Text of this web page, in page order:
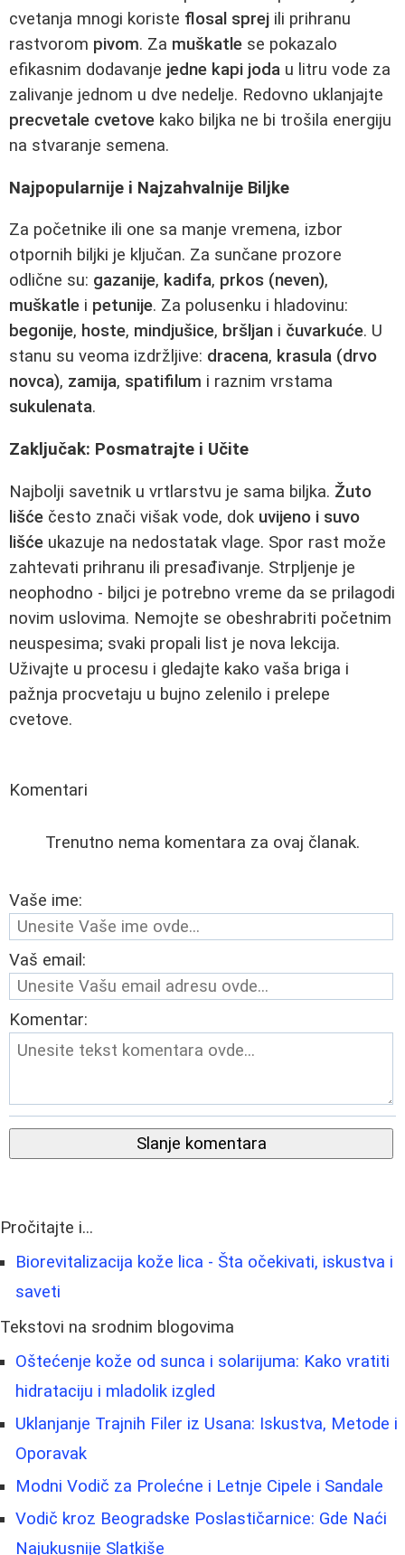
cvetanja mnogi koriste flosal sprej ili prihranu
rastvorom pivom. Za muškatle se pokazalo
efikasnim dodavanje jedne kapi joda u litru vode za
zalivanje jednom u dve nedelje. Redovno uklanjajte
precvetale cvetove kako biljka ne bi trošila energiju
na stvaranje semena.
Najpopularnije i Najzahvalnije Biljke
Za početnike ili one sa manje vremena, izbor
otpornih biljki je ključan. Za sunčane prozore
odlične su: gazanije, kadifa, prkos (neven),
muškatle i petunije. Za polusenku i hladovinu:
begonije, hoste, mindjušice, bršljan i čuvarkuće. U
stanu su veoma izdržljive: dracena, krasula (drvo
novca), zamija, spatifilum i raznim vrstama
sukulenata.
Zaključak: Posmatrajte i Učite
Najbolji savetnik u vrtlarstvu je sama biljka. Žuto
lišće često znači višak vode, dok uvijeno i suvo
lišće ukazuje na nedostatak vlage. Spor rast može
zahtevati prihranu ili presađivanje. Strpljenje je
neophodno - biljci je potrebno vreme da se prilagodi
novim uslovima. Nemojte se obeshrabriti početnim
neuspesima; svaki propali list je nova lekcija.
Uživajte u procesu i gledajte kako vaša briga i
pažnja procvetaju u bujno zelenilo i prelepe
cvetove.
Komentari
Trenutno nema komentara za ovaj članak.
Vaše ime:
Vaš email:
Komentar:
Slanje komentara
Pročitajte i...
Biorevitalizacija kože lica - Šta očekivati, iskustva i
saveti
Tekstovi na srodnim blogovima
Oštećenje kože od sunca i solarijuma: Kako vratiti
hidrataciju i mladolik izgled
Uklanjanje Trajnih Filer iz Usana: Iskustva, Metode i
Oporavak
Modni Vodič za Prolećne i Letnje Cipele i Sandale
Vodič kroz Beogradske Poslastičarnice: Gde Naći
Najukusnije Slatkiše